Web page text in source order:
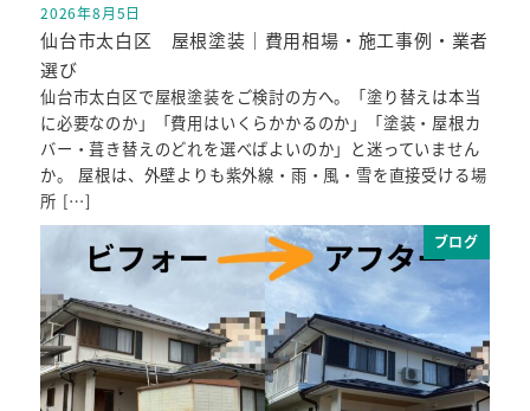
投稿日
2026年8月5日
仙台市太白区 屋根塗装｜費用相場・施工事例・業者
選び
仙台市太白区で屋根塗装をご検討の方へ。「塗り替えは本当
に必要なのか」「費用はいくらかかるのか」「塗装・屋根カ
バー・葺き替えのどれを選べばよいのか」と迷っていません
か。 屋根は、外壁よりも紫外線・雨・風・雪を直接受ける場
所 […]
ブログ